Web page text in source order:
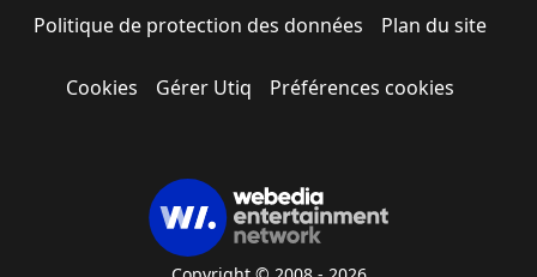
Politique de protection des données Plan du site
Cookies Gérer Utiq Préférences cookies